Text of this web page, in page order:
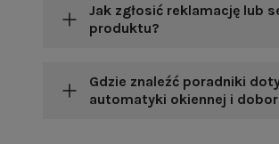
Jak zgłosić reklamację lub
produktu?
Gdzie znaleźć poradniki
automatyki okiennej i